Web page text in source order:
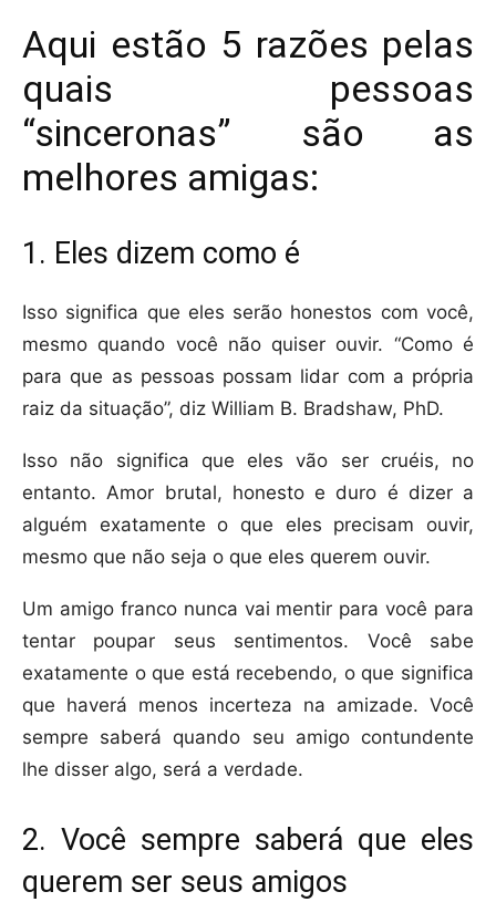
Aqui estão 5 razões pelas
quais pessoas
“sinceronas” são as
melhores amigas:
1. Eles dizem como é
Isso significa que eles serão honestos com você,
mesmo quando você não quiser ouvir. “Como é
para que as pessoas possam lidar com a própria
raiz da situação”, diz William B. Bradshaw, PhD.
Isso não significa que eles vão ser cruéis, no
entanto. Amor brutal, honesto e duro é dizer a
alguém exatamente o que eles precisam ouvir,
mesmo que não seja o que eles querem ouvir.
Um amigo franco nunca vai mentir para você para
tentar poupar seus sentimentos. Você sabe
exatamente o que está recebendo, o que significa
que haverá menos incerteza na amizade. Você
sempre saberá quando seu amigo contundente
lhe disser algo, será a verdade.
2. Você sempre saberá que eles
querem ser seus amigos